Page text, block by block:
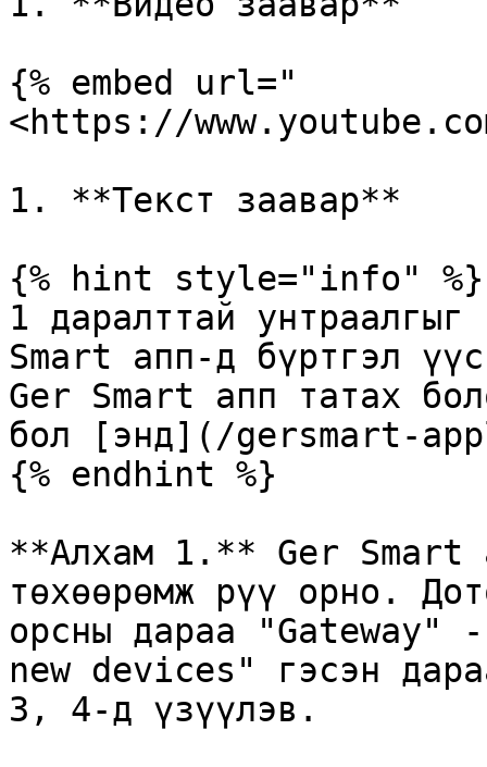
{% embed url="
<https://
1. **Текст заавар**
{% hint style="info" %}
1 даралттай
Smart апп-д бүртгэл
Ger Smart апп татах
бол [энд](/gersmart-
{% endhint %}
**Алхам 1.** Ger Smart
төхөөрөмж рүү орно.
орсны дараа
new devices" гэсэн
3, 4-д үзүүлэв.